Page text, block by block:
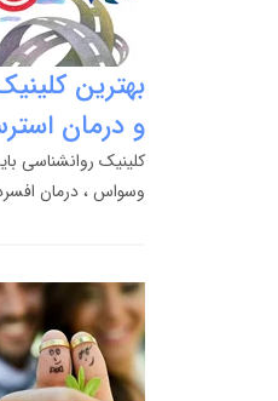
بهترین
و درمان
کلینیک روانشناسی
وسواس ، درمان